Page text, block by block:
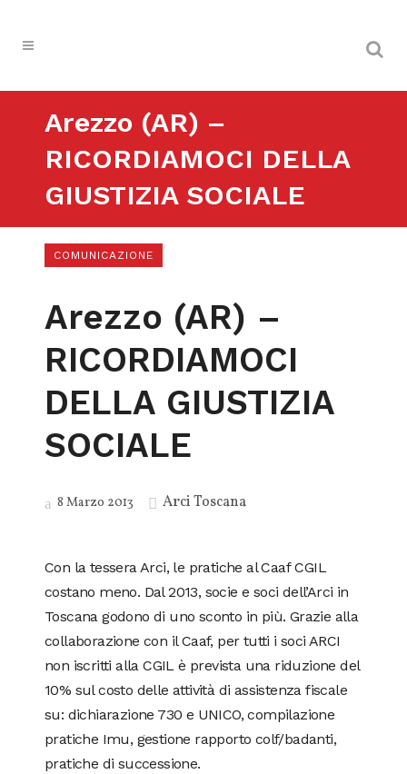
Arezzo (AR) –
RICORDIAMOCI DELLA
GIUSTIZIA SOCIALE
COMUNICAZIONE
Arezzo (AR) –
RICORDIAMOCI
DELLA GIUSTIZIA
SOCIALE
8 Marzo 2013 Arci Toscana
Con la tessera Arci, le pratiche al Caaf CGIL
costano meno. Dal 2013, socie e soci dell’Arci in
Toscana godono di uno sconto in più. Grazie alla
collaborazione con il Caaf, per tutti i soci ARCI
non iscritti alla CGIL è prevista una riduzione del
10% sul costo delle attività di assistenza fiscale
su: dichiarazione 730 e UNICO, compilazione
pratiche Imu, gestione rapporto colf/badanti,
pratiche di successione.